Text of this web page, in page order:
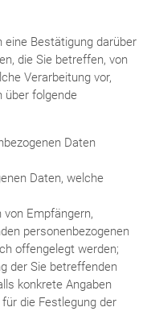
eine Bestätigung darüber
die Sie betreffen, von
Verarbeitung vor,
über folgende
Daten
Daten, welche
Empfängern,
personenbezogenen
offengelegt werden;
der Sie betreffenden
konkrete Angaben
die Festlegung der